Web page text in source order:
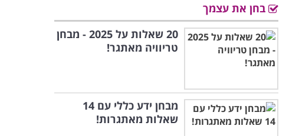
בחן את עצמך
20 שאלות על 2025 - מבחן
טריוויה מאתגר!
מבחן ידע כללי עם 14
שאלות מאתגרות!